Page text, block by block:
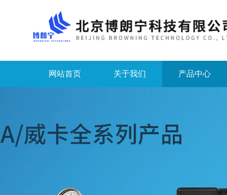
网站首页 关于我们 产品中心